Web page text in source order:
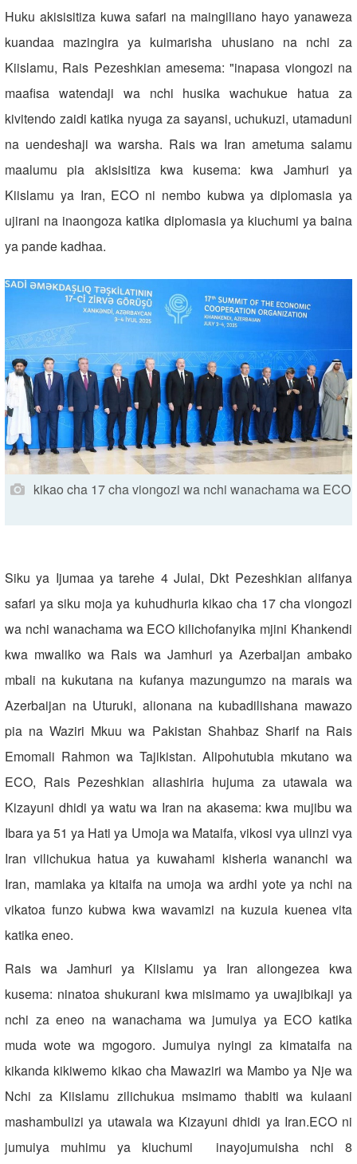
Huku akisisitiza kuwa safari na maingiliano hayo yanaweza
kuandaa mazingira ya kuimarisha uhusiano na nchi za
Kiislamu, Rais Pezeshkian amesema: "inapasa viongozi na
maafisa watendaji wa nchi husika wachukue hatua za
kivitendo zaidi katika nyuga za sayansi, uchukuzi, utamaduni
na uendeshaji wa warsha. Rais wa Iran ametuma salamu
maalumu pia akisisitiza kwa kusema: kwa Jamhuri ya
Kiislamu ya Iran, ECO ni nembo kubwa ya diplomasia ya
ujirani na inaongoza katika diplomasia ya kiuchumi ya baina
ya pande kadhaa.
kikao cha 17 cha viongozi wa nchi wanachama wa ECO
Siku ya Ijumaa ya tarehe 4 Julai, Dkt Pezeshkian alifanya
safari ya siku moja ya kuhudhuria kikao cha 17 cha viongozi
wa nchi wanachama wa ECO kilichofanyika mjini Khankendi
kwa mwaliko wa Rais wa Jamhuri ya Azerbaijan ambako
mbali na kukutana na kufanya mazungumzo na marais wa
Azerbaijan na Uturuki, alionana na kubadilishana mawazo
pia na Waziri Mkuu wa Pakistan Shahbaz Sharif na Rais
Emomali Rahmon wa Tajikistan. Alipohutubia mkutano wa
ECO, Rais Pezeshkian aliashiria hujuma za utawala wa
Kizayuni dhidi ya watu wa Iran na akasema: kwa mujibu wa
Ibara ya 51 ya Hati ya Umoja wa Mataifa, vikosi vya ulinzi vya
Iran vilichukua hatua ya kuwahami kisheria wananchi wa
Iran, mamlaka ya kitaifa na umoja wa ardhi yote ya nchi na
vikatoa funzo kubwa kwa wavamizi na kuzuia kuenea vita
katika eneo.
Rais wa Jamhuri ya Kiislamu ya Iran aliongezea kwa
kusema: ninatoa shukurani kwa misimamo ya uwajibikaji ya
nchi za eneo na wanachama wa jumuiya ya ECO katika
muda wote wa mgogoro. Jumuiya nyingi za kimataifa na
kikanda kikiwemo kikao cha Mawaziri wa Mambo ya Nje wa
Nchi za Kiislamu zilichukua msimamo thabiti wa kulaani
mashambulizi ya utawala wa Kizayuni dhidi ya Iran.ECO ni
jumuiya muhimu ya kiuchumi inayojumuisha nchi 8